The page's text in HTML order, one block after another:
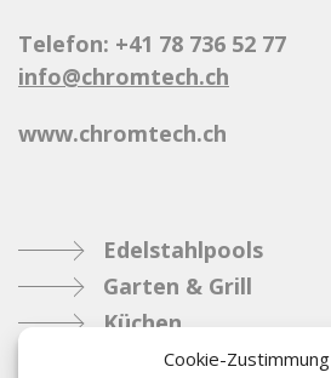
Cookie-Zustimmung
Telefon: +41 78 736 52 77
info@chromtech.ch
www.chromtech.ch
Edelstahlpools
Garten & Grill
Küchen
Metallbau